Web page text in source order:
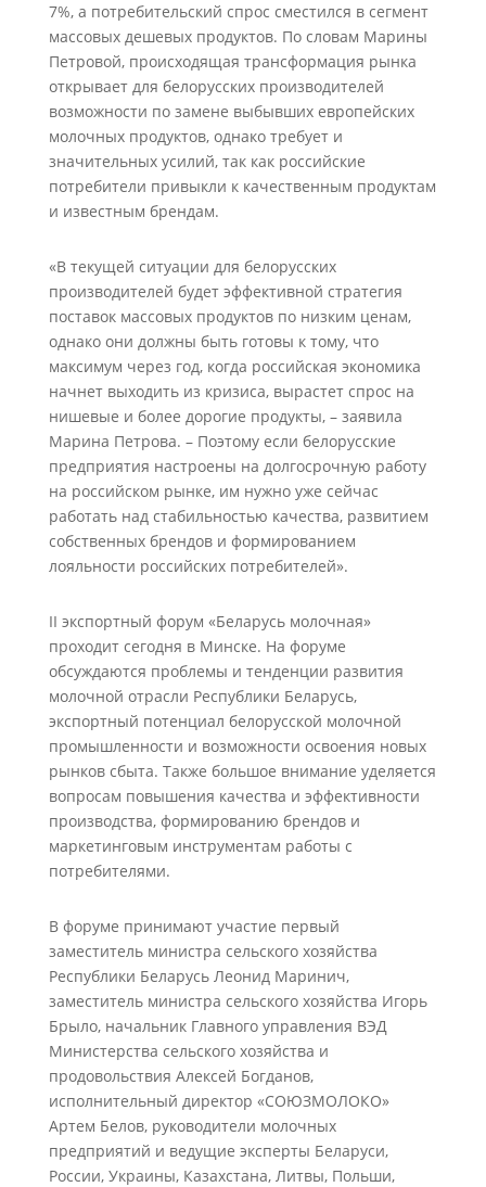
7%, а потребительский спрос сместился в сегмент
массовых дешевых продуктов. По словам Марины
Петровой, происходящая трансформация рынка
открывает для белорусских производителей
возможности по замене выбывших европейских
молочных продуктов, однако требует и
значительных усилий, так как российские
потребители привыкли к качественным продуктам
и известным брендам.
«В текущей ситуации для белорусских
производителей будет эффективной стратегия
поставок массовых продуктов по низким ценам,
однако они должны быть готовы к тому, что
максимум через год, когда российская экономика
начнет выходить из кризиса, вырастет спрос на
нишевые и более дорогие продукты, – заявила
Марина Петрова. – Поэтому если белорусские
предприятия настроены на долгосрочную работу
на российском рынке, им нужно уже сейчас
работать над стабильностью качества, развитием
собственных брендов и формированием
лояльности российских потребителей».
II экспортный форум «Беларусь молочная»
проходит сегодня в Минске. На форуме
обсуждаются проблемы и тенденции развития
молочной отрасли Республики Беларусь,
экспортный потенциал белорусской молочной
промышленности и возможности освоения новых
рынков сбыта. Также большое внимание уделяется
вопросам повышения качества и эффективности
производства, формированию брендов и
маркетинговым инструментам работы с
потребителями.
В форуме принимают участие первый
заместитель министра сельского хозяйства
Республики Беларусь Леонид Маринич,
заместитель министра сельского хозяйства Игорь
Брыло, начальник Главного управления ВЭД
Министерства сельского хозяйства и
продовольствия Алексей Богданов,
исполнительный директор «СОЮЗМОЛОКО»
Артем Белов, руководители молочных
предприятий и ведущие эксперты Беларуси,
России, Украины, Казахстана, Литвы, Польши,